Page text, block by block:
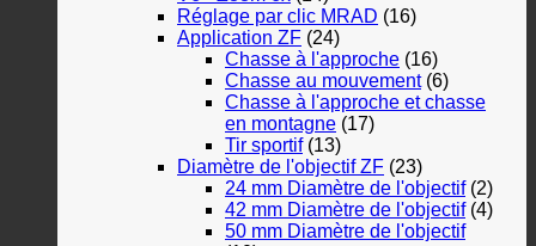
Réglage par clic MRAD (16)
Application ZF (24)
Chasse à l'approche (16)
Chasse au mouvement (6)
Chasse à l'approche et chasse
en montagne (17)
Tir sportif (13)
Diamètre de l'objectif ZF (23)
24 mm Diamètre de l'objectif (2)
42 mm Diamètre de l'objectif (4)
50 mm Diamètre de l'objectif